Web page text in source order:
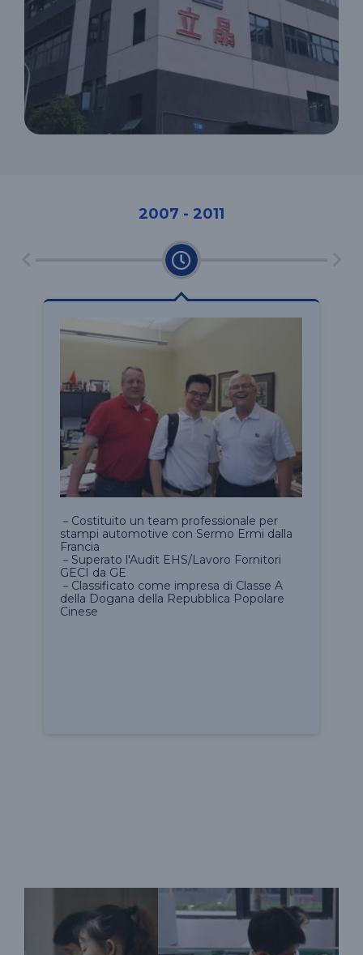
2007 - 2011
－Costituito un team professionale per
stampi automotive con Sermo Ermi dalla
Francia
－Superato l'Audit EHS/Lavoro Fornitori
GECI da GE
－Classificato come impresa di Classe A
della Dogana della Repubblica Popolare
Cinese